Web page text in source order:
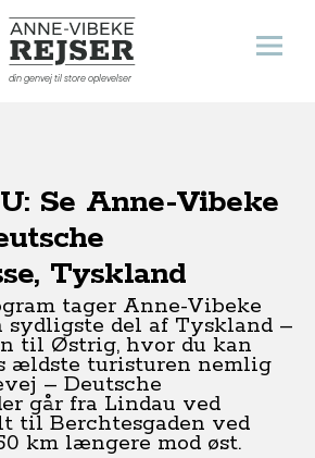
Anne-Vibeke Rejser
din genvej til store oplevelser
Åbn
Se Anne-Vibeke
Tyskland
tager Anne-Vibeke
sydligste del af Tyskland –
til Østrig, hvor du kan
ældste turisturen nemlig
– Deutsche
går fra Lindau ved
til Berchtesgaden ved
km længere mod øst.